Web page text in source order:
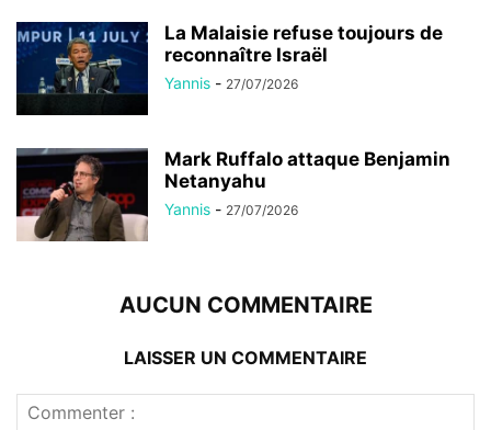
La Malaisie refuse toujours de
reconnaître Israël
Yannis - 27/07/2026
Mark Ruffalo attaque Benjamin
Netanyahu
Yannis - 27/07/2026
AUCUN COMMENTAIRE
LAISSER UN COMMENTAIRE